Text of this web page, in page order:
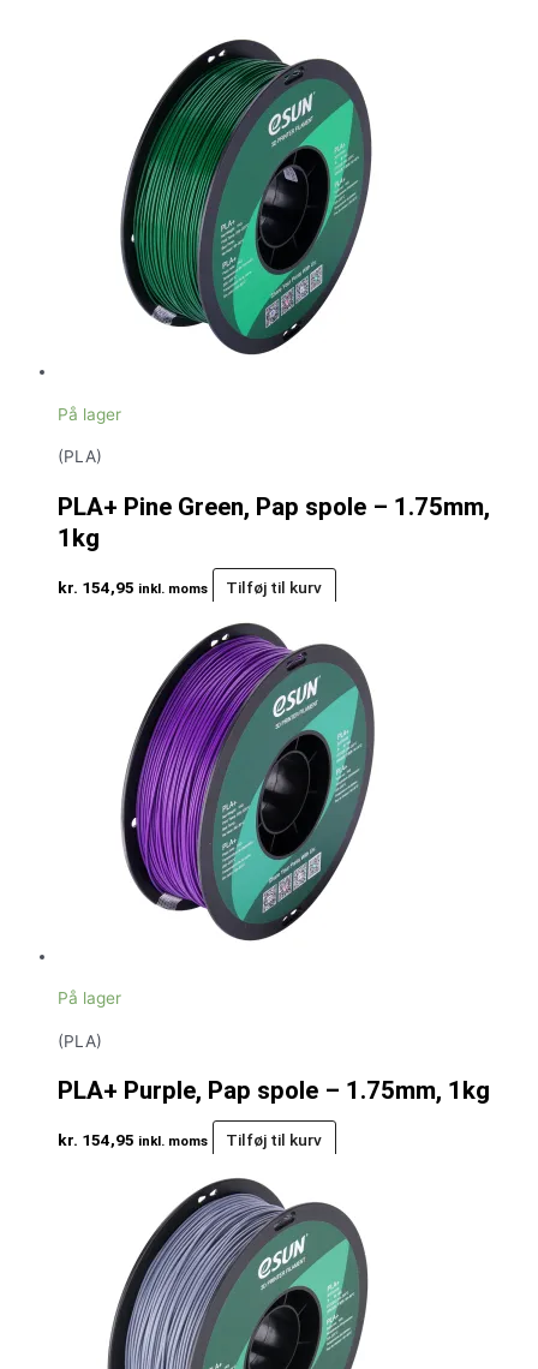
På lager
(PLA)
PLA+ Pine Green, Pap spole – 1.75mm,
1kg
kr. 154,95 inkl. moms Tilføj til kurv
På lager
(PLA)
PLA+ Purple, Pap spole – 1.75mm, 1kg
kr. 154,95 inkl. moms Tilføj til kurv